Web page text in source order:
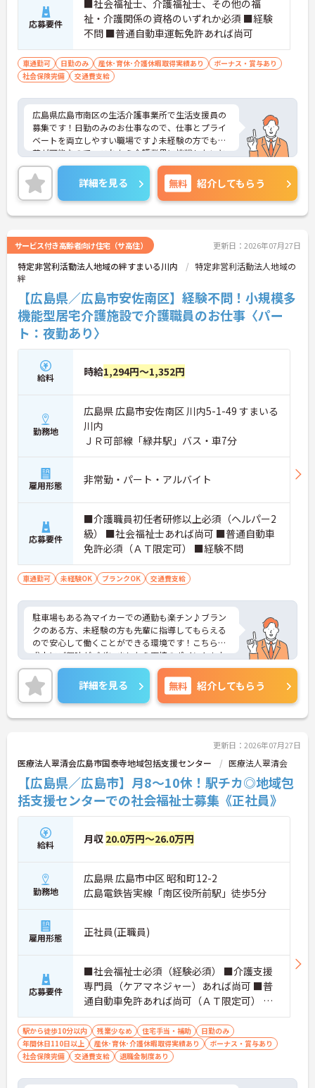
応募要件
■社会福祉士、介護福祉士、その他の福
祉・介護関係の資格のいずれか必須 ■経験
不問 ■普通自動車運転免許あれば尚可
車通勤可 日勤のみ 産休･育休･介護休暇取得実績あり
ボーナス・賞与あり
社会保険完備
交通費支給
広島県広島市南区の生活介護事業所で生活支援員の
募集です！日勤のみのお仕事なので、仕事とプライ
ベートを両立しやすい職場です♪未経験の方でも応
募が可能なので、これから介護業界に挑戦したいと
いう方にピッタリの職場です◎ご興味のある方は、
面接ポイントをお伝えしますので、お気軽にご連絡
ください。
詳細を見る 無料 紹介してもらう
サービス付き高齢者向け住宅（サ高住） 更新日：2026年07月27日
特定非営利活動法人地域の絆すまいる川内
特定非営利活動法人地域の
絆
【広島県／広島市安佐南区】経験不問！小規模多
機能型居宅介護施設で介護職員のお仕事〈パー
ト：夜勤あり〉
給料 時給1,294円～1,352円
勤務地
広島県 広島市安佐南区 川内5-1-49 すまいる
川内
ＪＲ可部線「緑井駅」バス・車7分
雇用形態 非常勤・パート・アルバイト
応募要件
■介護職員初任者研修以上必須（ヘルパー2
級） ■社会福祉士あれば尚可 ■普通自動車
免許必須（ＡＴ限定可） ■経験不問
車通勤可 未経験OK ブランクOK 交通費支給
駐車場もある為マイカーでの通勤も楽チン♪ブラン
クのある方、未経験の方も先輩に指導してもらえる
ので安心して働くことができる環境です！こちらの
求人にご興味がございましたら面接のポイントもお
伝えしますので是非ご応募お待ちしております。
詳細を見る 無料 紹介してもらう
更新日：2026年07月27日
医療法人翠清会広島市国泰寺地域包括支援センター 医療法人翠清会
【広島県／広島市】月8～10休！駅チカ◎地域包
括支援センターでの社会福祉士募集《正社員》
給料 月収 20.0万円～26.0万円
勤務地
広島県 広島市中区 昭和町12-2
広島電鉄皆実線「南区役所前駅」徒歩5分
雇用形態 正社員(正職員)
応募要件
■社会福祉士必須（経験必須） ■介護支援
専門員（ケアマネジャー）あれば尚可 ■普
通自動車免許あれば尚可（ＡＴ限定可） ■
包括支援センター勤務経験あれば尚可
駅から徒歩10分以内 残業少なめ 住宅手当・補助
日勤のみ
年間休日110日以上
産休･育休･介護休暇取得実績あり
ボーナス・賞与あり
社会保険完備
交通費支給 退職金制度あり